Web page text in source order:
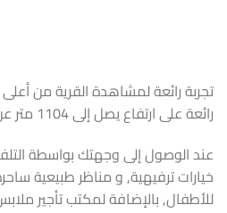
تجربة رائعة لمشاهدة القرية من
رائعة على ارتفاع يصل إلى 1104 متر عن سطح البحر.
عند الوصول إلى وجهتك بواسطة
خيارات ترفيهية, و مناظر طبيعية
للأطفال, بالإضافة لمكتب تأجير